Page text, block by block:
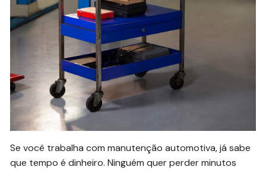
Se você trabalha com manutenção automotiva, já sabe
que tempo é dinheiro. Ninguém quer perder minutos